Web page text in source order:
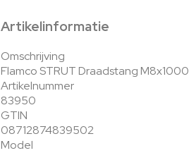
Artikelinformatie
Omschrijving
Flamco STRUT Draadstang
Artikelnummer
83950
GTIN
08712874839502
Model